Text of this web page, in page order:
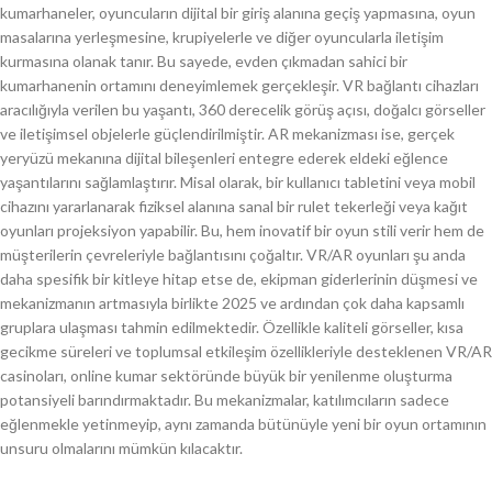
kumarhaneler, oyuncuların dijital bir giriş alanına geçiş yapmasına, oyun
masalarına yerleşmesine, krupiyelerle ve diğer oyuncularla iletişim
kurmasına olanak tanır. Bu sayede, evden çıkmadan sahici bir
kumarhanenin ortamını deneyimlemek gerçekleşir. VR bağlantı cihazları
aracılığıyla verilen bu yaşantı, 360 derecelik görüş açısı, doğalcı görseller
ve iletişimsel objelerle güçlendirilmiştir. AR mekanizması ise, gerçek
yeryüzü mekanına dijital bileşenleri entegre ederek eldeki eğlence
yaşantılarını sağlamlaştırır. Misal olarak, bir kullanıcı tabletini veya mobil
cihazını yararlanarak fiziksel alanına sanal bir rulet tekerleği veya kağıt
oyunları projeksiyon yapabilir. Bu, hem inovatif bir oyun stili verir hem de
müşterilerin çevreleriyle bağlantısını çoğaltır. VR/AR oyunları şu anda
daha spesifik bir kitleye hitap etse de, ekipman giderlerinin düşmesi ve
mekanizmanın artmasıyla birlikte 2025 ve ardından çok daha kapsamlı
gruplara ulaşması tahmin edilmektedir. Özellikle kaliteli görseller, kısa
gecikme süreleri ve toplumsal etkileşim özellikleriyle desteklenen VR/AR
casinoları, online kumar sektöründe büyük bir yenilenme oluşturma
potansiyeli barındırmaktadır. Bu mekanizmalar, katılımcıların sadece
eğlenmekle yetinmeyip, aynı zamanda bütünüyle yeni bir oyun ortamının
unsuru olmalarını mümkün kılacaktır.